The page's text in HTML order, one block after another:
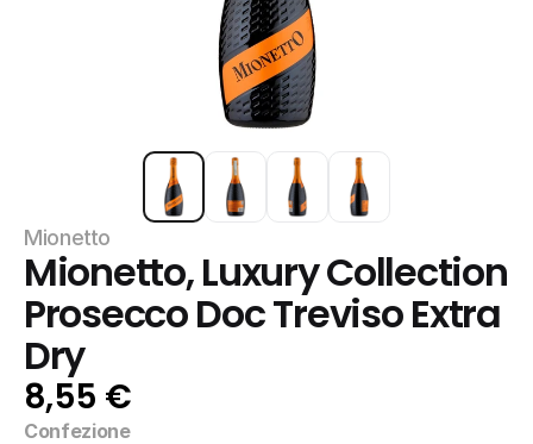
Mionetto
Mionetto, Luxury Collection
Prosecco Doc Treviso Extra
Dry
8,55 €
Confezione